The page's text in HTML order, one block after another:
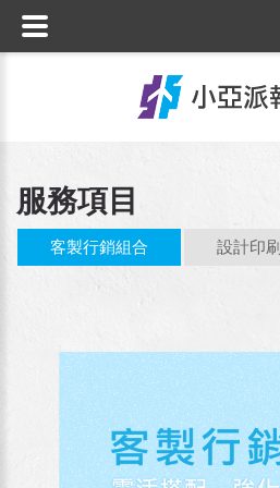
服務項目
客製行銷組合 設計印刷